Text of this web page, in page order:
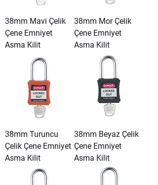
38mm Mavi Çelik
Çene Emniyet
Asma Kilit
38mm Mor Çelik
Çene Emniyet
Asma Kilit
38mm Turuncu
Çelik Çene Emniyet
Asma Kilit
38mm Beyaz Çelik
Çene Emniyet
Asma Kilit